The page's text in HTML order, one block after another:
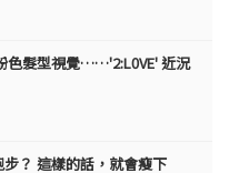
色髮型視覺……'2:L0VE' 近況
步？ 這樣的話，就會瘦下